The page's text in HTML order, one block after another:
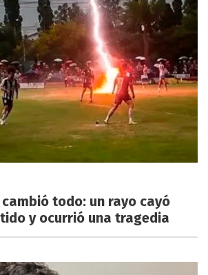
todo: un rayo cayó
y ocurrió una tragedia